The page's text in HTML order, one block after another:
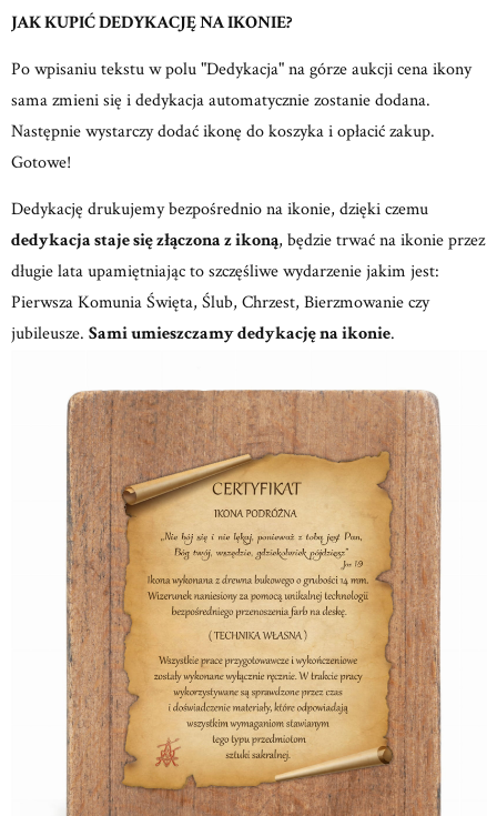
JAK KUPIĆ DEDYKACJĘ NA IKONIE?
Po wpisaniu tekstu w polu "Dedykacja" na górze aukcji cena ikony
sama zmieni się i dedykacja automatycznie zostanie dodana.
Następnie wystarczy dodać ikonę do koszyka i opłacić zakup.
Gotowe!
Dedykację drukujemy bezpośrednio na ikonie, dzięki czemu
dedykacja staje się złączona z ikoną, będzie trwać na ikonie przez
długie lata upamiętniając to szczęśliwe wydarzenie jakim jest:
Pierwsza Komunia Święta, Ślub, Chrzest, Bierzmowanie czy
jubileusze. Sami umieszczamy dedykację na ikonie.